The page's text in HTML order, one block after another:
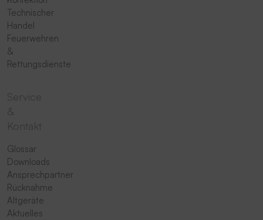
Technischer
Handel
Feuerwehren
&
Rettungsdienste
Glossar
Downloads
Ansprechpartner
Rücknahme
Altgeräte
Aktuelles